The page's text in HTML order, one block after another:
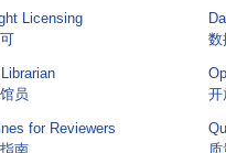
Licensing
数
员
开
for Reviewers
南